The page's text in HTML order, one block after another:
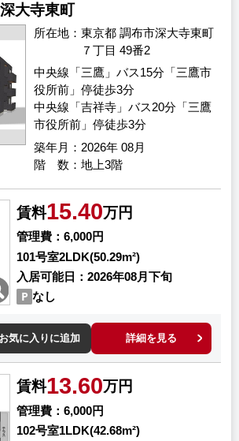
大寺東町
所在地
東京都 調布市深大寺東町
７丁目 49番2
築年月 2026年 08月
中央線「三鷹」バス15分「三鷹市
役所前」停徒歩3分
中央線「吉祥寺」バス20分「三鷹
市役所前」停徒歩3分
階 数 地上3階
賃料15.40万円
管理費
6,000円
101号室2LDK(50.29m²)
入居可能日
2026年08月下旬
なし
お気に入りに追加 詳細を見る
賃料13.60万円
管理費
6,000円
102号室1LDK(42.68m²)